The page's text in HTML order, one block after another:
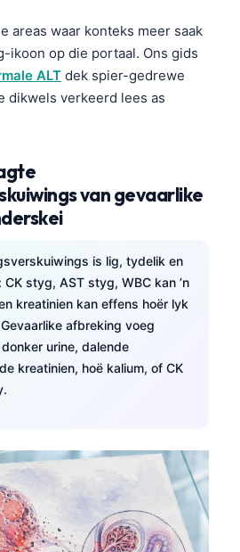
areas waar konteks meer saak
ikoon op die portaal. Ons gids
ALT dek spier-gedrewe
dikwels verkeerd lees as
van gevaarlike
is lig, tydelik en
styg, AST styg, WBC kan ’n
kreatinien kan effens hoër lyk
afbreking voeg
urine, dalende
kreatinien, hoë kalium, of CK